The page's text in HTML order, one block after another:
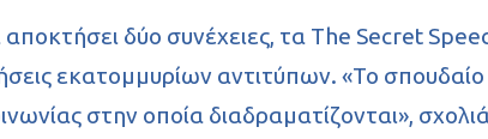
αποκτήσει δύο συνέχειες, τα The Secret
εκατομμυρίων αντιτύπων. «Το σπουδαίο
στην οποία διαδραματίζονται»,